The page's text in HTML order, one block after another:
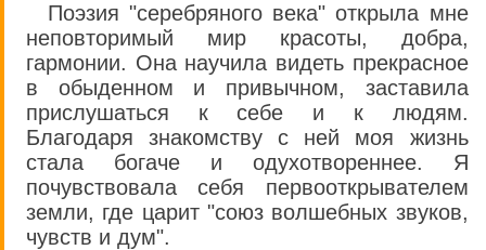
Поэзия "серебряного века" открыла мне
неповторимый мир красоты, добра,
гармонии. Она научила видеть прекрасное
в обыденном и привычном, заставила
прислушаться к себе и к людям.
Благодаря знакомству с ней моя жизнь
стала богаче и одухотвореннее. Я
почувствовала себя первооткрывателем
земли, где царит "союз волшебных звуков,
чувств и дум".